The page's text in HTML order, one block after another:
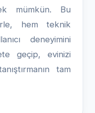
mümkün. Bu
hem teknik
deneyimini
geçip, evinizi
tam